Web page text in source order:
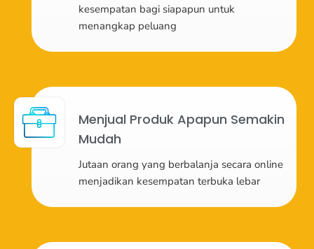
kesempatan bagi siapapun untuk
menangkap peluang
Menjual Produk Apapun Semakin
Mudah
Jutaan orang yang berbalanja secara online
menjadikan kesempatan terbuka lebar